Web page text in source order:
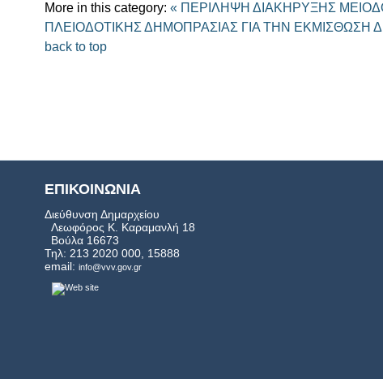
More in this category: « ΠΕΡΙΛΗΨΗ ΔΙΑΚΗΡΥΞΗΣ
ΠΛΕΙΟΔΟΤΙΚΗΣ ΔΗΜΟΠΡΑΣΙΑΣ ΓΙΑ ΤΗΝ ΕΚΜΙΣΘΩΣΗ
back to top
ΕΠΙΚΟΙΝΩΝΙΑ
Διεύθυνση Δημαρχείου
Λεωφόρος Κ. Καραμανλή 18
Βούλα 16673
Τηλ: 213 2020 000, 15888
email:info@vvv.gov.gr